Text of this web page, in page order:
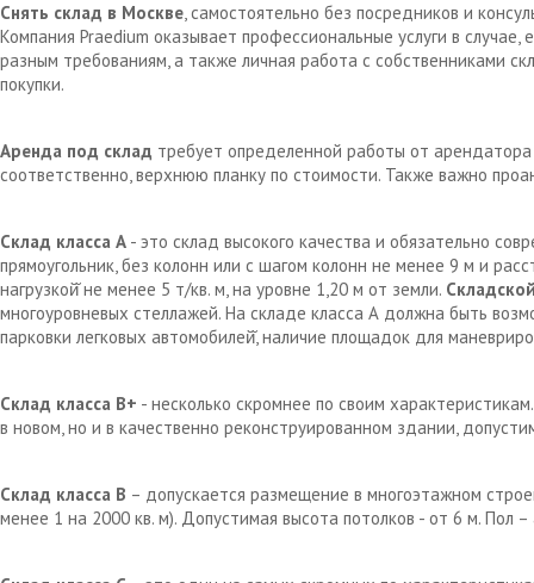
Снять склад в Москве, самостоятельно без посредников и
Компания Praedium оказывает профессиональные услуги в
разным требованиям, а также личная работа с собственниками
покупки.
Аренда под склад требует определенной работы от
соответственно, верхнюю планку по стоимости. Также важно
Склад класса А - это склад высокого качества и обязательно
прямоугольник, без колонн или с шагом колонн не менее 9 м и
нагрузкой̆ не менее 5 т/кв. м, на уровне 1,20 м от земли.
многоуровневых стеллажей. На складе класса А должна быть
парковки легковых автомобилей̆, наличие площадок для
Склад класса В+ - несколько скромнее по своим
в новом, но и в качественно реконструированном здании,
Склад класса В – допускается размещение в многоэтажном
менее 1 на 2000 кв. м). Допустимая высота потолков - от 6 м. Пол